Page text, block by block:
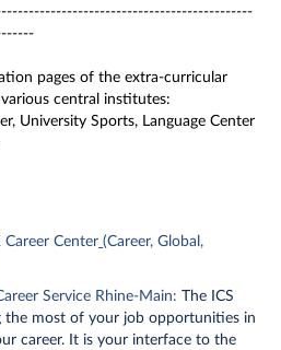
pages of the extra-curricular
central institutes:
University Sports, Language Center
Center (Career, Global,
Service Rhine-Main: The ICS
the most of your job opportunities in
career. It is your interface to the